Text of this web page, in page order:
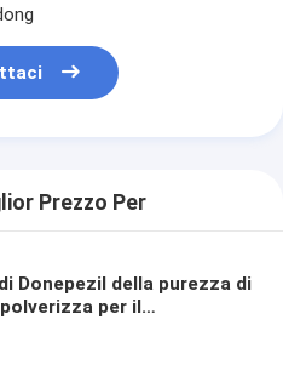
Prezzo Per
Donepezil della purezza di
per il